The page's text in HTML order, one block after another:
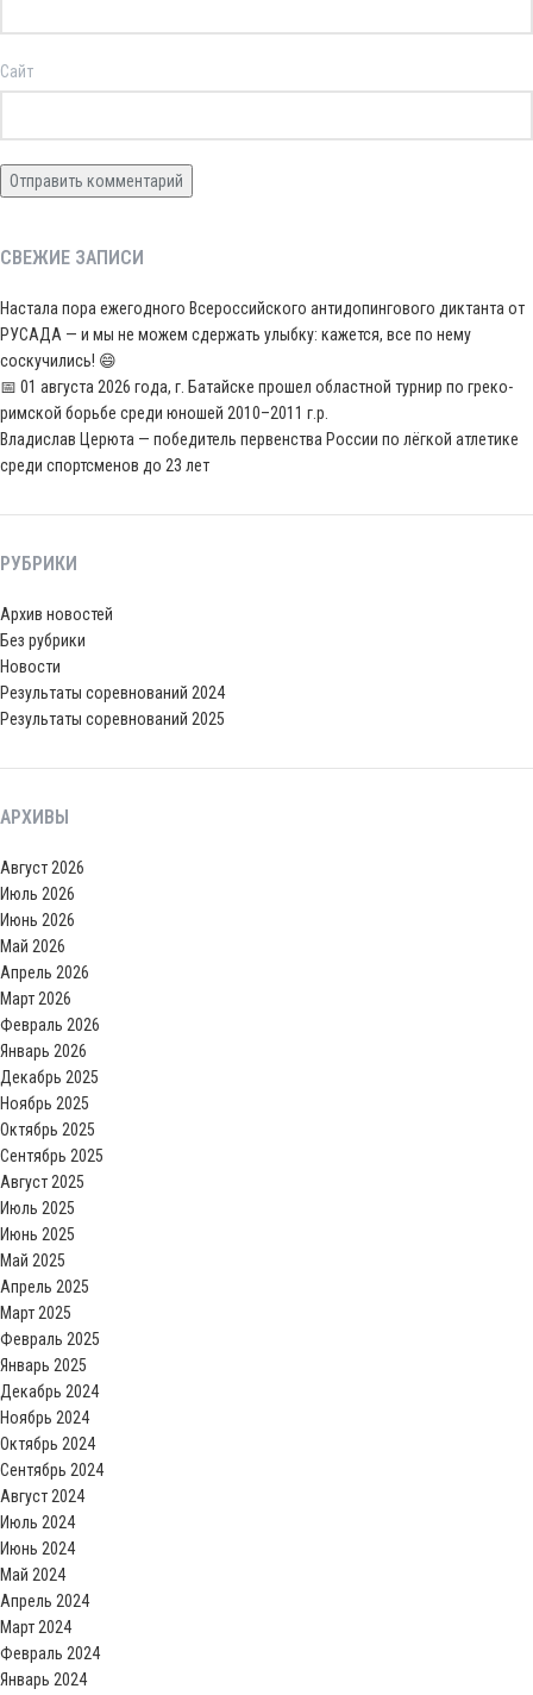
Сайт
СВЕЖИЕ ЗАПИСИ
Настала пора ежегодного Всероссийского антидопингового диктанта от
РУСАДА — и мы не можем сдержать улыбку: кажется, все по нему
соскучились! 😄
📅 01 августа 2026 года, г. Батайске прошел областной турнир по греко-
римской борьбе среди юношей 2010–2011 г.р.
Владислав Церюта — победитель первенства России по лёгкой атлетике
среди спортсменов до 23 лет
РУБРИКИ
Архив новостей
Без рубрики
Новости
Результаты соревнований 2024
Результаты соревнований 2025
АРХИВЫ
Август 2026
Июль 2026
Июнь 2026
Май 2026
Апрель 2026
Март 2026
Февраль 2026
Январь 2026
Декабрь 2025
Ноябрь 2025
Октябрь 2025
Сентябрь 2025
Август 2025
Июль 2025
Июнь 2025
Май 2025
Апрель 2025
Март 2025
Февраль 2025
Январь 2025
Декабрь 2024
Ноябрь 2024
Октябрь 2024
Сентябрь 2024
Август 2024
Июль 2024
Июнь 2024
Май 2024
Апрель 2024
Март 2024
Февраль 2024
Январь 2024